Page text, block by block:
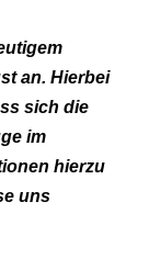
an. Hierbei
sich die
im
hierzu
uns